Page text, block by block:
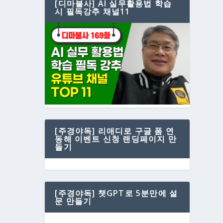
[디마불사] AI 실무활용법 학습
시 필독강추 채널11
[주경야독] 리애디로 구글 폼 연
동해 이벤트 신청 랜딩페이지 만
들기
[주경야독] 챗GPT로 5분만에 설
문 만들기